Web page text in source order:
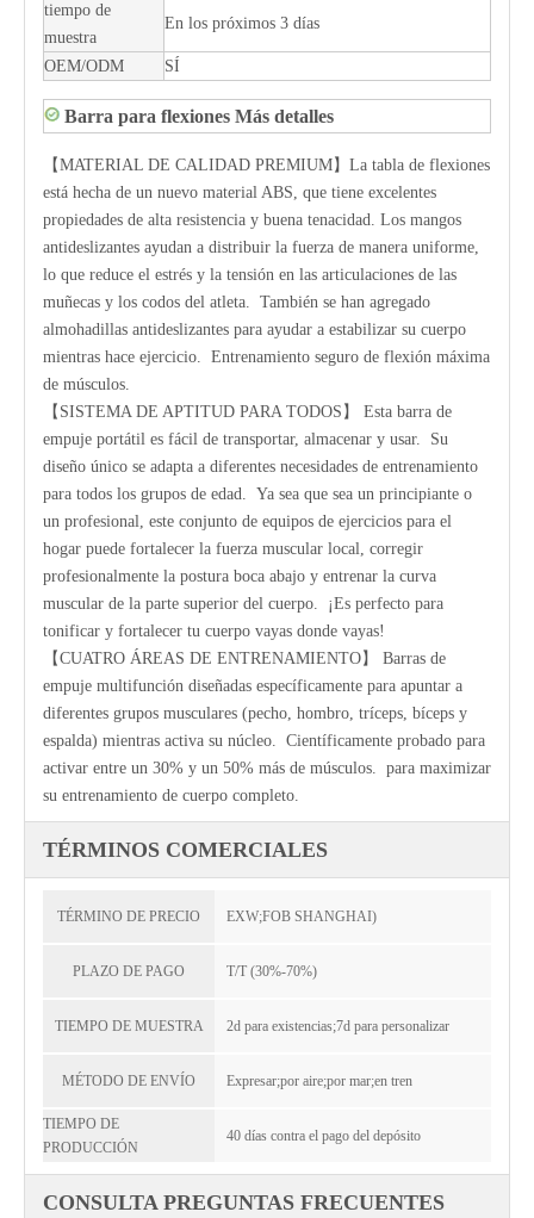
tiempo de
muestra
En los próximos 3 días
OEM/ODM SÍ
Barra para flexiones Más detalles
【MATERIAL DE CALIDAD PREMIUM】La tabla de flexiones
está hecha de un nuevo material ABS, que tiene excelentes
propiedades de alta resistencia y buena tenacidad. Los mangos
antideslizantes ayudan a distribuir la fuerza de manera uniforme,
lo que reduce el estrés y la tensión en las articulaciones de las
muñecas y los codos del atleta. También se han agregado
almohadillas antideslizantes para ayudar a estabilizar su cuerpo
mientras hace ejercicio. Entrenamiento seguro de flexión máxima
de músculos.
【SISTEMA DE APTITUD PARA TODOS】 Esta barra de
empuje portátil es fácil de transportar, almacenar y usar. Su
diseño único se adapta a diferentes necesidades de entrenamiento
para todos los grupos de edad. Ya sea que sea un principiante o
un profesional, este conjunto de equipos de ejercicios para el
hogar puede fortalecer la fuerza muscular local, corregir
profesionalmente la postura boca abajo y entrenar la curva
muscular de la parte superior del cuerpo. ¡Es perfecto para
tonificar y fortalecer tu cuerpo vayas donde vayas!
【CUATRO ÁREAS DE ENTRENAMIENTO】 Barras de
empuje multifunción diseñadas específicamente para apuntar a
diferentes grupos musculares (pecho, hombro, tríceps, bíceps y
espalda) mientras activa su núcleo. Científicamente probado para
activar entre un 30% y un 50% más de músculos. para maximizar
su entrenamiento de cuerpo completo.
TÉRMINOS COMERCIALES
TÉRMINO DE PRECIO EXW;FOB SHANGHAI)
PLAZO DE PAGO T/T (30%-70%)
TIEMPO DE MUESTRA 2d para existencias;7d para personalizar
MÉTODO DE ENVÍO Expresar;por aire;por mar;en tren
TIEMPO DE
PRODUCCIÓN
40 días contra el pago del depósito
CONSULTA PREGUNTAS FRECUENTES